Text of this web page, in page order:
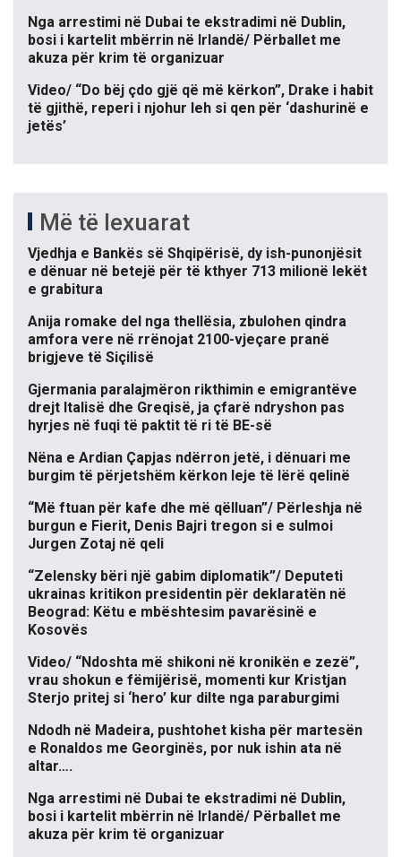
Nga arrestimi në Dubai te ekstradimi në Dublin,
bosi i kartelit mbërrin në Irlandë/ Përballet me
akuza për krim të organizuar
Video/ “Do bëj çdo gjë që më kërkon”, Drake i habit
të gjithë, reperi i njohur leh si qen për ‘dashurinë e
jetës’
Më të lexuarat
Vjedhja e Bankës së Shqipërisë, dy ish-punonjësit
e dënuar në betejë për të kthyer 713 milionë lekët
e grabitura
Anija romake del nga thellësia, zbulohen qindra
amfora vere në rrënojat 2100-vjeçare pranë
brigjeve të Siçilisë
Gjermania paralajmëron rikthimin e emigrantëve
drejt Italisë dhe Greqisë, ja çfarë ndryshon pas
hyrjes në fuqi të paktit të ri të BE-së
Nëna e Ardian Çapjas ndërron jetë, i dënuari me
burgim të përjetshëm kërkon leje të lërë qelinë
“Më ftuan për kafe dhe më qëlluan”/ Përleshja në
burgun e Fierit, Denis Bajri tregon si e sulmoi
Jurgen Zotaj në qeli
“Zelensky bëri një gabim diplomatik”/ Deputeti
ukrainas kritikon presidentin për deklaratën në
Beograd: Këtu e mbështesim pavarësinë e
Kosovës
Video/ “Ndoshta më shikoni në kronikën e zezë”,
vrau shokun e fëmijërisë, momenti kur Kristjan
Sterjo pritej si ‘hero’ kur dilte nga paraburgimi
Ndodh në Madeira, pushtohet kisha për martesën
e Ronaldos me Georginës, por nuk ishin ata në
altar….
Nga arrestimi në Dubai te ekstradimi në Dublin,
bosi i kartelit mbërrin në Irlandë/ Përballet me
akuza për krim të organizuar